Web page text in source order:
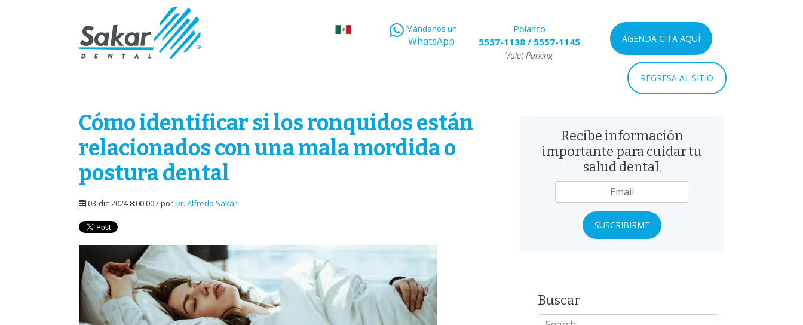
Mándanos un
WhatsApp
Polanco
5557-1138/ 5557-1145
Valet Parking
AGENDA CITA AQUÍ
REGRESA AL SITIO
Cómo identificar si los ronquidos están
relacionados con una mala mordida o
postura dental
03-dic-2024 8:00:00 / porDr. Alfredo Sakar
Recibe información
importante para cuidar tu
salud dental.
Buscar